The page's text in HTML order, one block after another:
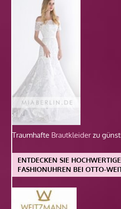
Traumhafte Brautkleiderzu
ENTDECKEN SIE
FASHIONUHREN BEI OTTO-